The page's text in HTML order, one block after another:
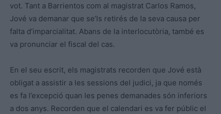
vot. Tant a Barrientos com al magistrat Carlos Ramos,
Jové va demanar que se’ls retirés de la seva causa per
falta d’imparcialitat. Abans de la interlocutòria, també es
va pronunciar el fiscal del cas.
En el seu escrit, els magistrats recorden que Jové està
obligat a assistir a les sessions del judici, ja que només
es fa l’excepció quan les penes demanades són inferiors
a dos anys. Recorden que el calendari es va fer públic el